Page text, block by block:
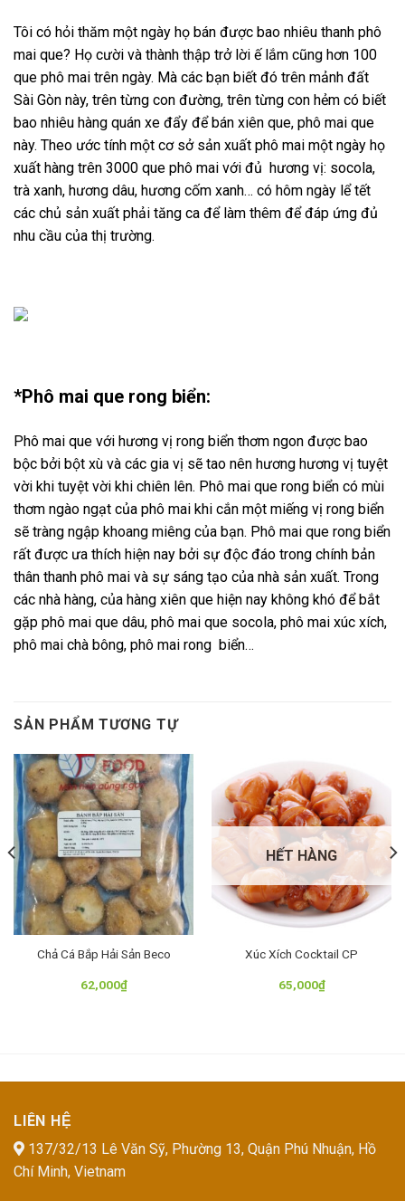
Tôi có hỏi thăm một ngày họ bán được bao nhiêu thanh phô
mai que? Họ cười và thành thập trở lời ế lắm cũng hơn 100
que phô mai trên ngày. Mà các bạn biết đó trên mảnh đất
Sài Gòn này, trên từng con đường, trên từng con hẻm có biết
bao nhiêu hàng quán xe đẩy để bán xiên que, phô mai que
này. Theo ước tính một cơ sở sản xuất phô mai một ngày họ
xuất hàng trên 3000 que phô mai với đủ hương vị: socola,
trà xanh, hương dâu, hương cốm xanh… có hôm ngày lể tết
các chủ sản xuất phải tăng ca để làm thêm để đáp ứng đủ
nhu cầu của thị trường.
*Phô mai que rong biển:
Phô mai que với hương vị rong biển thơm ngon được bao
bộc bởi bột xù và các gia vị sẽ tao nên hương hương vị tuyệt
vời khi tuyệt vời khi chiên lên. Phô mai que rong biển có mùi
thơm ngào ngạt của phô mai khi cắn một miếng vị rong biển
sẽ tràng ngập khoang miêng của bạn. Phô mai que rong biển
rất được ưa thích hiện nay bởi sự độc đáo trong chính bản
thân thanh phô mai và sự sáng tạo của nhà sản xuất. Trong
các nhà hàng, của hàng xiên que hiện nay không khó để bắt
gặp phô mai que dâu, phô mai que socola, phô mai xúc xích,
phô mai chà bông, phô mai rong biển…
SẢN PHẨM TƯƠNG TỰ
Chả Cá Bắp Hải Sản Beco
62,000₫
HẾT HÀNG
Xúc Xích Cocktail CP
65,000₫
LIÊN HỆ
137/32/13 Lê Văn Sỹ, Phường 13, Quận Phú Nhuận, Hồ
Chí Minh, Vietnam